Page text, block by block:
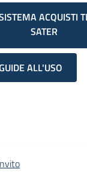
ACQUISTI
SATER
ALL'USO